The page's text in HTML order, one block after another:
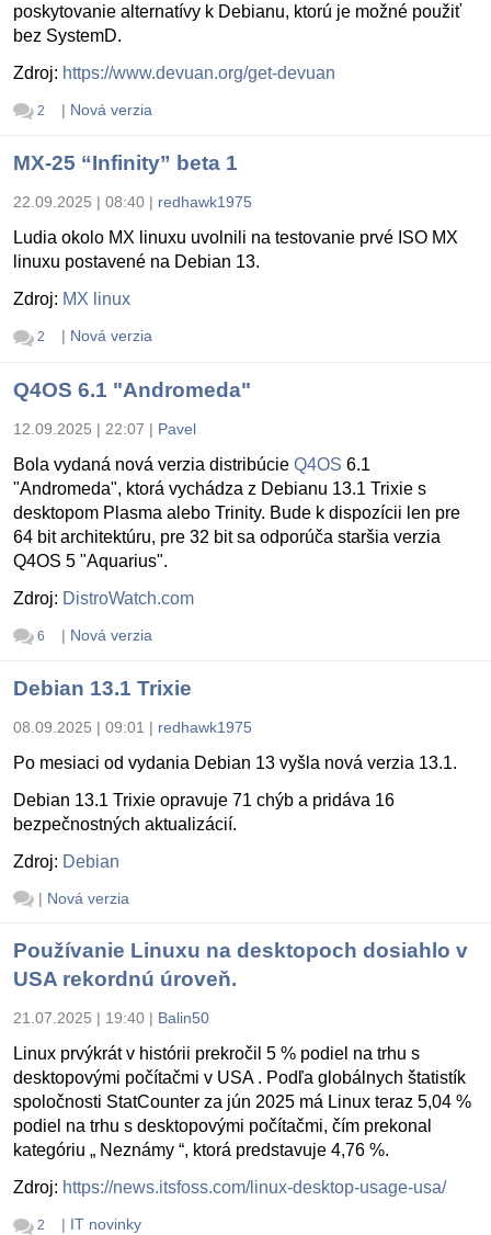
poskytovanie alternatívy k Debianu, ktorú je možné použiť
bez SystemD.
Zdroj: https://www.devuan.org/get-devuan
2 | Nová verzia
MX-25 “Infinity” beta 1
22.09.2025 | 08:40 | redhawk1975
Ludia okolo MX linuxu uvolnili na testovanie prvé ISO MX
linuxu postavené na Debian 13.
Zdroj: MX linux
2 | Nová verzia
Q4OS 6.1 "Andromeda"
12.09.2025 | 22:07 | Pavel
Bola vydaná nová verzia distribúcie Q4OS 6.1
"Andromeda", ktorá vychádza z Debianu 13.1 Trixie s
desktopom Plasma alebo Trinity. Bude k dispozícii len pre
64 bit architektúru, pre 32 bit sa odporúča staršia verzia
Q4OS 5 "Aquarius".
Zdroj: DistroWatch.com
6 | Nová verzia
Debian 13.1 Trixie
08.09.2025 | 09:01 | redhawk1975
Po mesiaci od vydania Debian 13 vyšla nová verzia 13.1.
Debian 13.1 Trixie opravuje 71 chýb a pridáva 16
bezpečnostných aktualizácií.
Zdroj: Debian
| Nová verzia
Používanie Linuxu na desktopoch dosiahlo v
USA rekordnú úroveň.
21.07.2025 | 19:40 | Balin50
Linux prvýkrát v histórii prekročil 5 % podiel na trhu s
desktopovými počítačmi v USA . Podľa globálnych štatistík
spoločnosti StatCounter za jún 2025 má Linux teraz 5,04 %
podiel na trhu s desktopovými počítačmi, čím prekonal
kategóriu „ Neznámy “, ktorá predstavuje 4,76 %.
Zdroj: https://news.itsfoss.com/linux-desktop-usage-usa/
2 | IT novinky